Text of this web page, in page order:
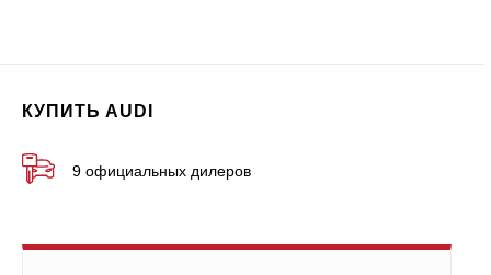
КУПИТЬ AUDI
9 официальных дилеров